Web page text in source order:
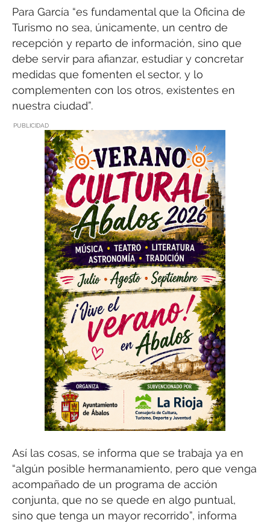
Para García “es fundamental que la Oficina de
Turismo no sea, únicamente, un centro de
recepción y reparto de información, sino que
debe servir para afianzar, estudiar y concretar
medidas que fomenten el sector, y lo
complementen con los otros, existentes en
nuestra ciudad”.
PUBLICIDAD
Así las cosas, se informa que se trabaja ya en
“algún posible hermanamiento, pero que venga
acompañado de un programa de acción
conjunta, que no se quede en algo puntual,
sino que tenga un mayor recorrido”, informa